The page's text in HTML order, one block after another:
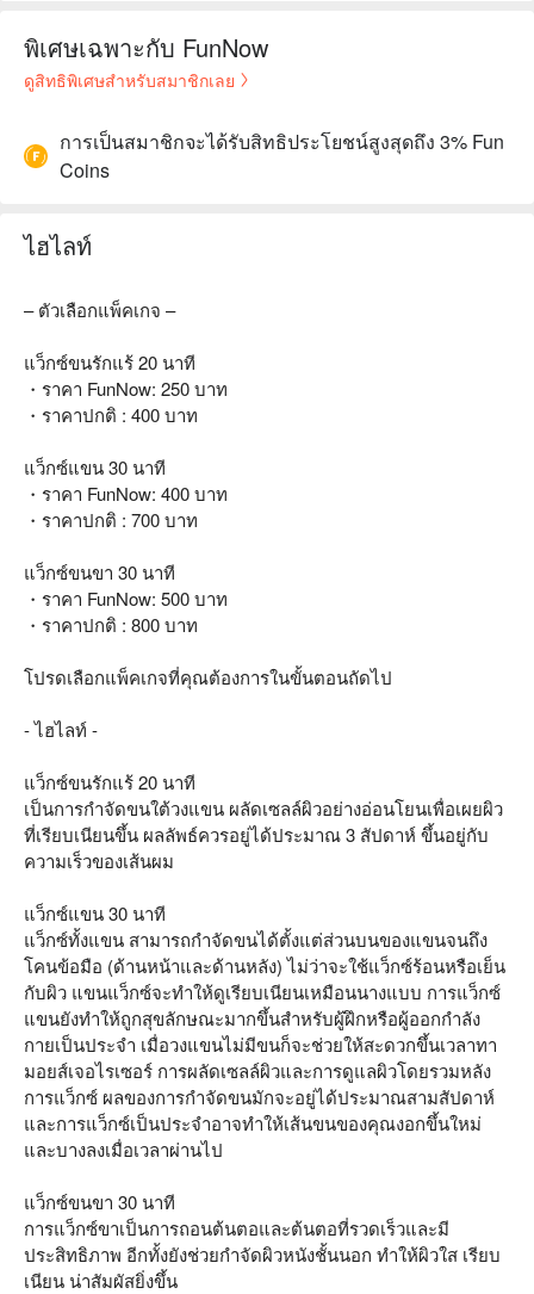
พิเศษเฉพาะกับ FunNow
ดูสิทธิพิเศษสำหรับสมาชิกเลย
การเป็นสมาชิกจะได้รับสิทธิประโยชน์สูงสุดถึง 3% Fun
Coins
ไฮไลท์
– ตัวเลือกแพ็คเกจ –
แว็กซ์ขนรักแร้ 20 นาที
・ราคา FunNow: 250 บาท
・ราคาปกติ : 400 บาท
แว็กซ์แขน 30 นาที
・ราคา FunNow: 400 บาท
・ราคาปกติ : 700 บาท
แว็กซ์ขนขา 30 นาที
・ราคา FunNow: 500 บาท
・ราคาปกติ : 800 บาท
โปรดเลือกแพ็คเกจที่คุณต้องการในขั้นตอนถัดไป
- ไฮไลท์ -
แว็กซ์ขนรักแร้ 20 นาที
เป็นการกำจัดขนใต้วงแขน ผลัดเซลล์ผิวอย่างอ่อนโยนเพื่อเผยผิว
ที่เรียบเนียนขึ้น ผลลัพธ์ควรอยู่ได้ประมาณ 3 สัปดาห์ ขึ้นอยู่กับ
ความเร็วของเส้นผม
แว็กซ์แขน 30 นาที
แว็กซ์ทั้งแขน สามารถกำจัดขนได้ตั้งแต่ส่วนบนของแขนจนถึง
โคนข้อมือ (ด้านหน้าและด้านหลัง) ไม่ว่าจะใช้แว็กซ์ร้อนหรือเย็น
กับผิว แขนแว็กซ์จะทำให้ดูเรียบเนียนเหมือนนางแบบ การแว็กซ์
แขนยังทำให้ถูกสุขลักษณะมากขึ้นสำหรับผู้ฝึกหรือผู้ออกกำลัง
กายเป็นประจำ เมื่อวงแขนไม่มีขนก็จะช่วยให้สะดวกขึ้นเวลาทา
มอยส์เจอไรเซอร์ การผลัดเซลล์ผิวและการดูแลผิวโดยรวมหลัง
การแว็กซ์ ผลของการกำจัดขนมักจะอยู่ได้ประมาณสามสัปดาห์
และการแว็กซ์เป็นประจำอาจทำให้เส้นขนของคุณงอกขึ้นใหม่
และบางลงเมื่อเวลาผ่านไป
แว็กซ์ขนขา 30 นาที
การแว็กซ์ขาเป็นการถอนต้นตอและต้นตอที่รวดเร็วและมี
ประสิทธิภาพ อีกทั้งยังช่วยกำจัดผิวหนังชั้นนอก ทำให้ผิวใส เรียบ
เนียน น่าสัมผัสยิ่งขึ้น